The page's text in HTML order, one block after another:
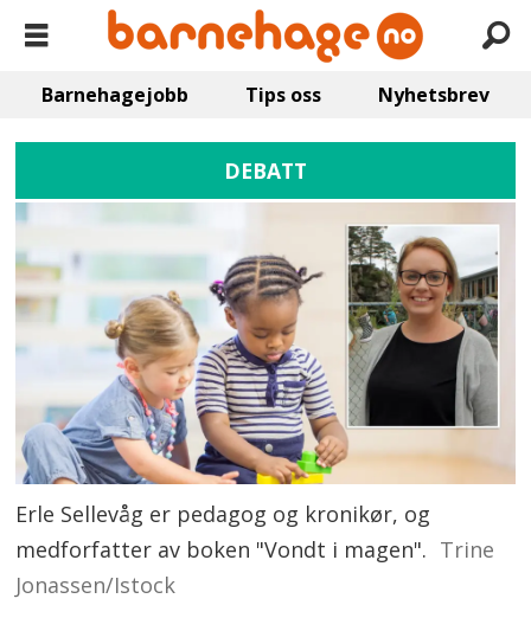
Barnehagejobb Tips oss Nyhetsbrev
DEBATT
Erle Sellevåg er pedagog og kronikør, og
medforfatter av boken "Vondt i magen". Trine
Jonassen/Istock